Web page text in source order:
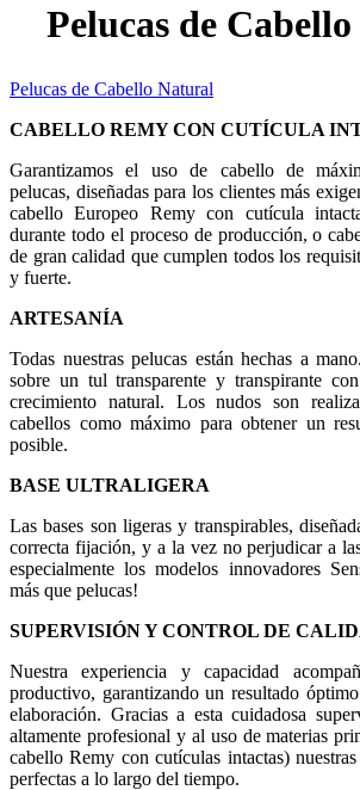
Pelucas de
Pelucas de Cabello Natural
CABELLO REMY CON CUTÍCULA
Garantizamos el uso de cabello de
pelucas, diseñadas para los clientes más
cabello Europeo Remy con cutícula
durante todo el proceso de producción, o
de gran calidad que cumplen todos los
y fuerte.
ARTESANÍA
Todas nuestras pelucas están hechas a
sobre un tul transparente y transpirante
crecimiento natural. Los nudos son
cabellos como máximo para obtener un
posible.
BASE ULTRALIGERA
Las bases son ligeras y transpirables,
correcta fijación, y a la vez no perjudicar a
especialmente los modelos innovadores
más que pelucas!
SUPERVISIÓN Y CONTROL DE
Nuestra experiencia y capacidad
productivo, garantizando un resultado
elaboración. Gracias a esta cuidadosa
altamente profesional y al uso de materias
cabello Remy con cutículas intactas)
perfectas a lo largo del tiempo.